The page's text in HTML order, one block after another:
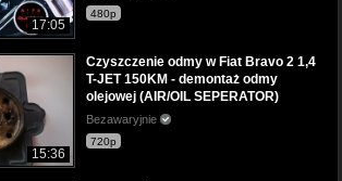
17:05
480p
15:36
Czyszczenie odmy w Fiat Bravo 2 1,4
T-JET 150KM - demontaż odmy
olejowej (AIR/OIL SEPERATOR)
Bezawaryjnie
720p